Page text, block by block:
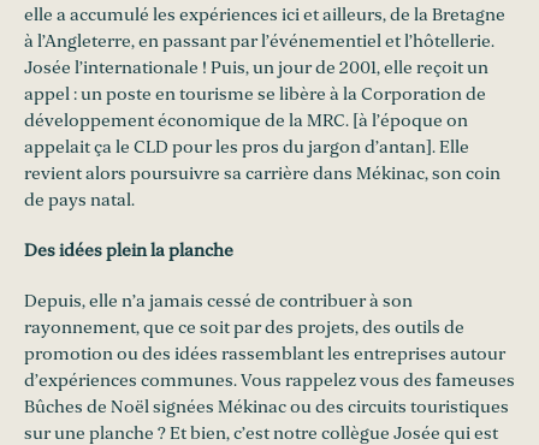
elle a accumulé les expériences ici et ailleurs, de la Bretagne
à l’Angleterre, en passant par l’événementiel et l’hôtellerie.
Josée l’internationale ! Puis, un jour de 2001, elle reçoit un
appel : un poste en tourisme se libère à la Corporation de
développement économique de la MRC. [à l’époque on
appelait ça le CLD pour les pros du jargon d’antan]. Elle
revient alors poursuivre sa carrière dans Mékinac, son coin
de pays natal.
Des idées plein la planche
Depuis, elle n’a jamais cessé de contribuer à son
rayonnement, que ce soit par des projets, des outils de
promotion ou des idées rassemblant les entreprises autour
d’expériences communes. Vous rappelez vous des fameuses
Bûches de Noël signées Mékinac ou des circuits touristiques
sur une planche ? Et bien, c’est notre collègue Josée qui est